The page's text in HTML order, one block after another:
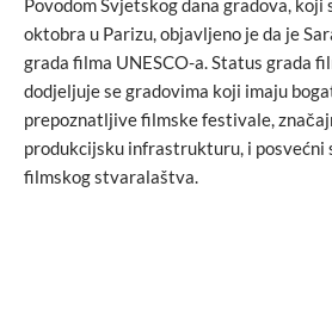
Povodom Svjetskog dana gradova, koji
oktobra u Parizu, objavljeno je da je
grada filma UNESCO-a. Status grada
dodjeljuje se gradovima koji imaju
prepoznatljive filmske festivale,
produkcijsku infrastrukturu, i posvećni
filmskog stvaralaštva.